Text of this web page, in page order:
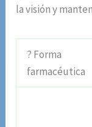
la visión y
? Forma
farmacéutica